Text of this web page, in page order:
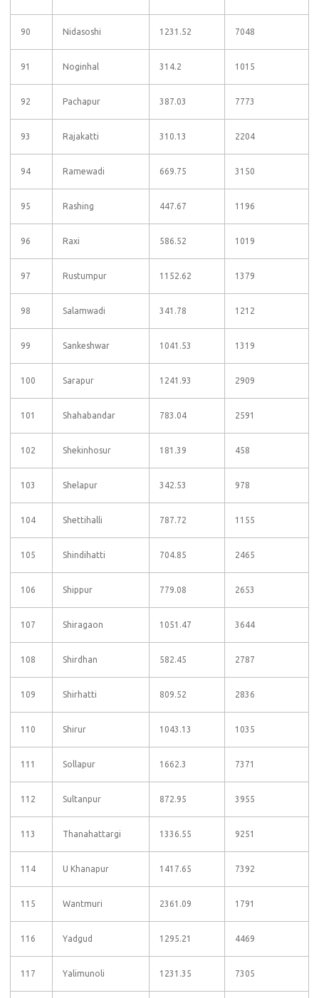
90 Nidasoshi 1231.52 7048
91 Noginhal 314.2 1015
92 Pachapur 387.03 7773
93 Rajakatti 310.13 2204
94 Ramewadi 669.75 3150
95 Rashing 447.67 1196
96 Raxi 586.52 1019
97 Rustumpur 1152.62 1379
98 Salamwadi 341.78 1212
99 Sankeshwar 1041.53 1319
100 Sarapur 1241.93 2909
101 Shahabandar 783.04 2591
102 Shekinhosur 181.39 458
103 Shelapur 342.53 978
104 Shettihalli 787.72 1155
105 Shindihatti 704.85 2465
106 Shippur 779.08 2653
107 Shiragaon 1051.47 3644
108 Shirdhan 582.45 2787
109 Shirhatti 809.52 2836
110 Shirur 1043.13 1035
111 Sollapur 1662.3 7371
112 Sultanpur 872.95 3955
113 Thanahattargi 1336.55 9251
114 U Khanapur 1417.65 7392
115 Wantmuri 2361.09 1791
116 Yadgud 1295.21 4469
117 Yalimunoli 1231.35 7305